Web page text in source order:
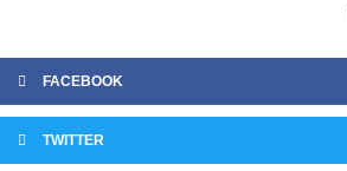
FACEBOOK
TWITTER